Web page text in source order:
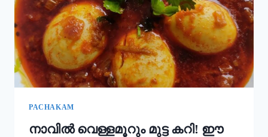
മിനുട്ടിൽ
നല്ല
സോഫ്റ്റ്
ദോശ
റെഡി!!
|
SPECIAL
RECIPE
PACHAKAM
നാവിൽ വെള്ളമൂറും മുട്ട കറി! ഈ